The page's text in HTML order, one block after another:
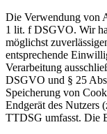
Die Verwendung von
1 lit. f DSGVO. Wir
möglichst
entsprechende
Verarbeitung
DSGVO und § 25
Speicherung von
Endgerät des Nutzers
TTDSG umfasst. Die